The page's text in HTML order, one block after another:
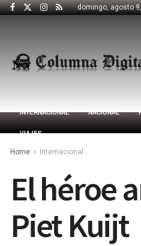
domingo, agosto
INTERNACIONAL NACIONAL
VIAJES
Home Internacional
El héroe
Piet Kuijt